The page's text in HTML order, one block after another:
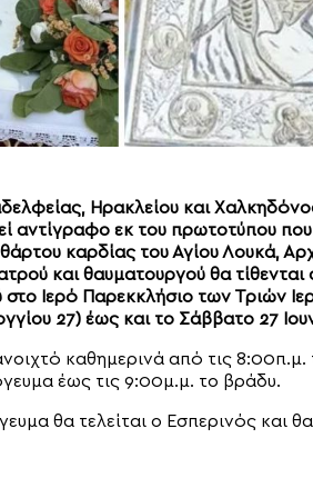
Ηρακλείου και
αντίγραφο εκ του πρωτοτύπου
καρδίας του Αγίου Λουκά,
και θαυματουργού θα
στο Ιερό Παρεκκλήσιο των Τριών
27) έως και το Σάββατο 27
καθημερινά από τις
έως τις 9:00μ.μ. το βράδυ.
θα τελείται ο Εσπερινός και